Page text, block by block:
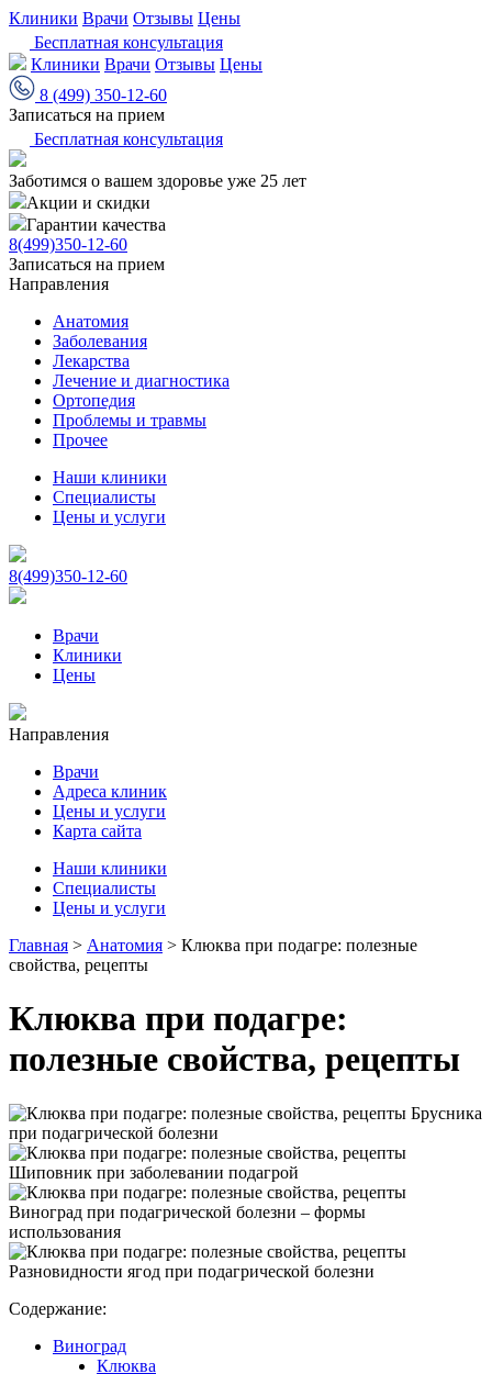
Клиники Врачи Отзывы Цены
Бесплатная консультация
Клиники Врачи Отзывы Цены
8 (499) 350-12-60
Записаться на прием
Бесплатная консультация
Заботимся о вашем здоровье уже 25 лет
Акции и скидки
Гарантии качества
8(499)350-12-60
Записаться на прием
Направления
Анатомия
Заболевания
Лекарства
Лечение и диагностика
Ортопедия
Проблемы и травмы
Прочее
Наши клиники
Специалисты
Цены и услуги
8(499)350-12-60
Врачи
Клиники
Цены
Направления
Врачи
Адреса клиник
Цены и услуги
Карта сайта
Наши клиники
Специалисты
Цены и услуги
Главная > Анатомия > Клюква при подагре: полезные
свойства, рецепты
Клюква при подагре:
полезные свойства, рецепты
Брусника
при подагрической болезни
Шиповник при заболевании подагрой
Виноград при подагрической болезни – формы
использования
Разновидности ягод при подагрической болезни
Содержание:
Виноград
Клюква